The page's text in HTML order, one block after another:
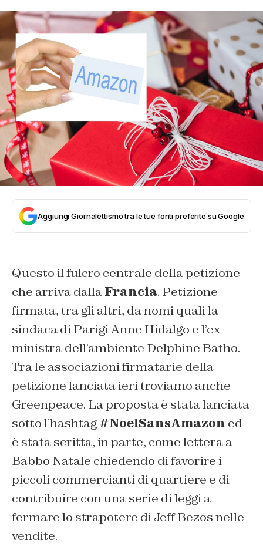
Aggiungi Giornalettismo tra le tue fonti preferite su Google
Questo il fulcro centrale della petizione
che arriva dallaFrancia. Petizione
firmata, tra gli altri, da nomi quali la
sindaca di Parigi Anne Hidalgo e l’ex
ministra dell’ambiente Delphine Batho.
Tra le associazioni firmatarie della
petizione lanciata ieri troviamo anche
Greenpeace. La proposta è stata lanciata
sotto l’hashtag#NoelSansAmazon ed
è stata scritta, in parte, come lettera a
Babbo Natale chiedendo di favorire i
piccoli commercianti di quartiere e di
contribuire con una serie di leggi a
fermare lo strapotere di Jeff Bezos nelle
vendite.